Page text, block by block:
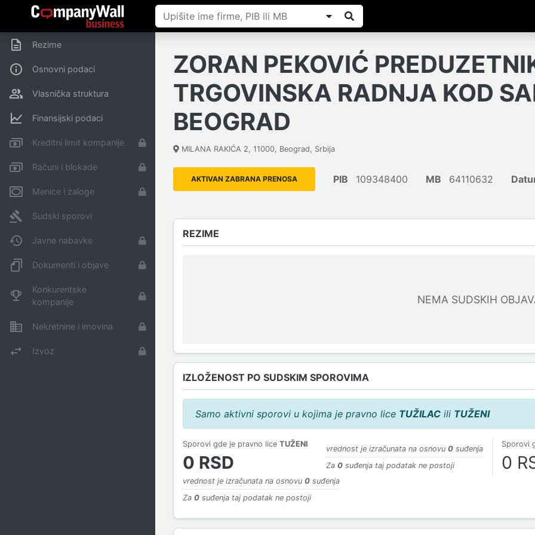
Rezime
Osnovni podaci
Vlasnička struktura
Finansijski podaci
Kreditni limit kompanije
Računi i blokade
Menice i zaloge
Sudski sporovi
Javne nabavke
Dokumenti i objave
Konkurentske
kompanije
Nekretnine i imovina
Izvoz
ZORAN PEKOVIĆ
TRGOVINSKA RADNJA KOD
BEOGRAD
MILANA RAKIĆA 2, 11000, Beograd, Srbija
AKTIVAN ZABRANA PRENOSA PIB 109348400 MB 64110632
REZIME
NEMA SUDSKIH
IZLOŽENOST PO SUDSKIM SPOROVIMA
Samo aktivni sporovi u kojima je pravno lice TUŽILAC ili TUŽENI
Sporovi gde je pravno lice TUŽENI
0 RSD
vrednost je izračunata na osnovu 0 suđenja
Za 0 suđenja taj podatak ne postoji
Sporovi
0
vrednost je izračunata na osnovu 0 suđenja
Za 0 suđenja taj podatak ne postoji